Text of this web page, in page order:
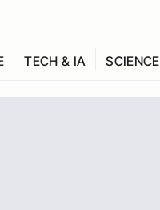
TECH & IA SCIENCE